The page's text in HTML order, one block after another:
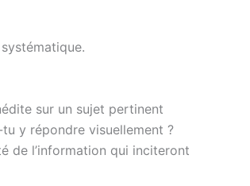
sur un sujet pertinent
y répondre visuellement ?
de l’information qui inciteront